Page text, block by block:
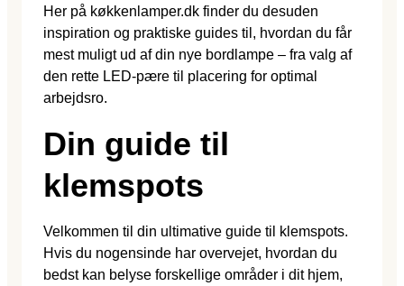
Her på køkkenlamper.dk finder du desuden
inspiration og praktiske guides til, hvordan du får
mest muligt ud af din nye bordlampe – fra valg af
den rette LED-pære til placering for optimal
arbejdsro.
Din guide til
klemspots
Velkommen til din ultimative guide til klemspots.
Hvis du nogensinde har overvejet, hvordan du
bedst kan belyse forskellige områder i dit hjem,